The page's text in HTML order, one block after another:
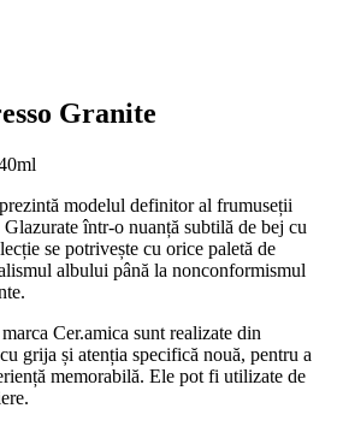
Granite
modelul definitor al frumuseții
într-o nuanță subtilă de bej cu
se potrivește cu orice paletă de
albului până la nonconformismul
Cer.amica sunt realizate din
grija și atenția specifică nouă, pentru a
memorabilă. Ele pot fi utilizate de